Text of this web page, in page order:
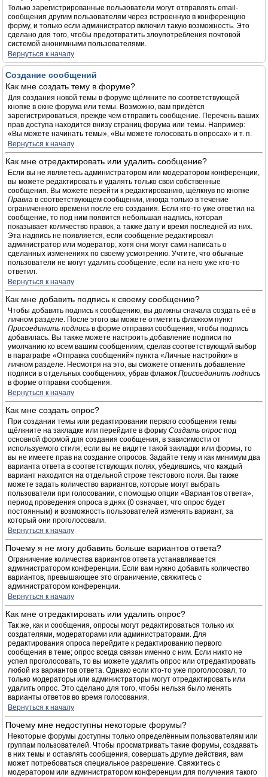
Только зарегистрированные пользователи могут отправлять email-
сообщения другим пользователям через встроенную в конференцию
форму, и только если администратор включил такую возможность. Это
сделано для того, чтобы предотвратить злоупотребления почтовой
системой анонимными пользователями.
Вернуться к началу
Создание сообщений
Как мне создать тему в форуме?
Для создания новой темы в форуме щёлкните по соответствующей
кнопке в окне форума или темы. Возможно, вам придётся
зарегистрироваться, прежде чем отправить сообщение. Перечень ваших
прав доступа находится внизу страниц форума или темы. Например:
«Вы можете начинать темы», «Вы можете голосовать в опросах» и т. п.
Вернуться к началу
Как мне отредактировать или удалить сообщение?
Если вы не являетесь администратором или модератором конференции,
вы можете редактировать и удалять только свои собственные
сообщения. Вы можете перейти к редактированию, щёлкнув по кнопке
Правка в соответствующем сообщении, иногда только в течение
ограниченного времени после его создания. Если кто-то уже ответил на
сообщение, то под ним появится небольшая надпись, которая
показывает количество правок, а также дату и время последней из них.
Эта надпись не появляется, если сообщение редактировал
администратор или модератор, хотя они могут сами написать о
сделанных изменениях по своему усмотрению. Учтите, что обычные
пользователи не могут удалить сообщение, если на него уже кто-то
ответил.
Вернуться к началу
Как мне добавить подпись к своему сообщению?
Чтобы добавить подпись к сообщению, вы должны сначала создать её в
личном разделе. После этого вы можете отметить флажком пункт
Присоединить подпись в форме отправки сообщения, чтобы подпись
добавилась. Вы также можете настроить добавление подписи по
умолчанию ко всем вашим сообщениям, сделав соответствующий выбор
в параграфе «Отправка сообщений» пункта «Личные настройки» в
личном разделе. Несмотря на это, вы сможете отменить добавление
подписи в отдельных сообщениях, убрав флажок Присоединить подпись
в форме отправки сообщения.
Вернуться к началу
Как мне создать опрос?
При создании темы или редактировании первого сообщения темы
щёлкните на закладке или перейдите в форму Создать опрос под
основной формой для создания сообщения, в зависимости от
используемого стиля; если вы не видите такой закладки или формы, то
вы не имеете прав на создание опросов. Задайте тему и как минимум два
варианта ответа в соответствующих полях, убедившись, что каждый
вариант находится на отдельной строке текстового поля. Вы также
можете задать количество вариантов, которые могут выбрать
пользователи при голосовании, с помощью опции «Вариантов ответа»,
период проведения опроса в днях (0 означает, что опрос будет
постоянным) и возможность пользователей изменять вариант, за
который они проголосовали.
Вернуться к началу
Почему я не могу добавить больше вариантов ответа?
Ограничение количества вариантов ответа устанавливается
администратором конференции. Если вам нужно добавить количество
вариантов, превышающее это ограничение, свяжитесь с
администратором конференции.
Вернуться к началу
Как мне отредактировать или удалить опрос?
Так же, как и сообщения, опросы могут редактироваться только их
создателями, модераторами или администраторами. Для
редактирования опроса перейдите к редактированию первого
сообщения в теме; опрос всегда связан именно с ним. Если никто не
успел проголосовать, то вы можете удалить опрос или отредактировать
любой из вариантов ответа. Однако если кто-то уже проголосовал, то
только модераторы или администраторы могут отредактировать или
удалить опрос. Это сделано для того, чтобы нельзя было менять
варианты ответов во время голосования.
Вернуться к началу
Почему мне недоступны некоторые форумы?
Некоторые форумы доступны только определённым пользователям или
группам пользователей. Чтобы просматривать такие форумы, создавать
в них темы и оставлять сообщения, совершать другие действия, вам
может потребоваться специальное разрешение. Свяжитесь с
модератором или администратором конференции для получения такого